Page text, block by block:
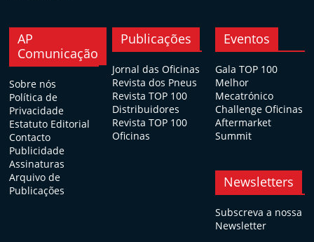
AP
Comunicação
Sobre nós
Política de
Privacidade
Estatuto Editorial
Contacto
Publicidade
Assinaturas
Arquivo de
Publicações
Publicações
Jornal das Oficinas
Revista dos Pneus
Revista TOP 100
Distribuidores
Revista TOP 100
Oficinas
Eventos
Gala TOP 100
Melhor
Mecatrónico
Challenge Oficinas
Aftermarket
Summit
Newsletters
Subscreva a nossa
Newsletter